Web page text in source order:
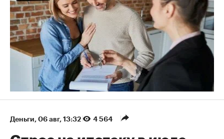
Деньги 06 авг, 13:32 4 564